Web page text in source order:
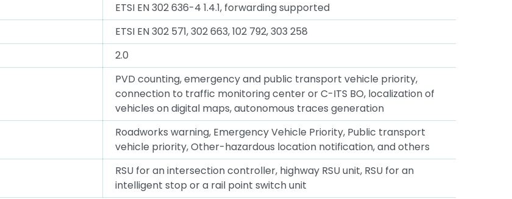
ETSI EN 302 636-4 1.4.1, forwarding supported
ETSI EN 302 571, 302 663, 102 792, 303 258
2.0
PVD counting, emergency and public transport vehicle priority,
connection to traffic monitoring center or C-ITS BO, localization of
vehicles on digital maps, autonomous traces generation
Roadworks warning, Emergency Vehicle Priority, Public transport
vehicle priority, Other-hazardous location notification, and others
RSU for an intersection controller, highway RSU unit, RSU for an
intelligent stop or a rail point switch unit